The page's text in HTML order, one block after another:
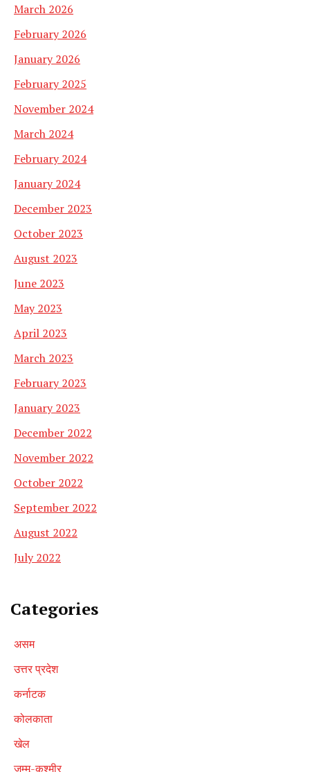
March 2026
February 2026
January 2026
February 2025
November 2024
March 2024
February 2024
January 2024
December 2023
October 2023
August 2023
June 2023
May 2023
April 2023
March 2023
February 2023
January 2023
December 2022
November 2022
October 2022
September 2022
August 2022
July 2022
Categories
असम
उत्तर प्रदेश
कर्नाटक
कोलकाता
खेल
जम्मू-कश्मीर